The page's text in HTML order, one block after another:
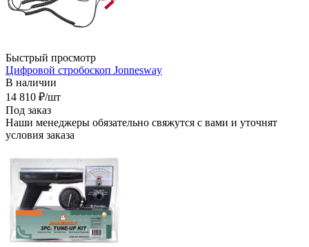
Быстрый просмотр
Цифровой стробоскоп Jonnesway
В наличии
14 810 ₽/шт
Под заказ
Наши менеджеры обязательно свяжутся с вами и уточнят
условия заказа